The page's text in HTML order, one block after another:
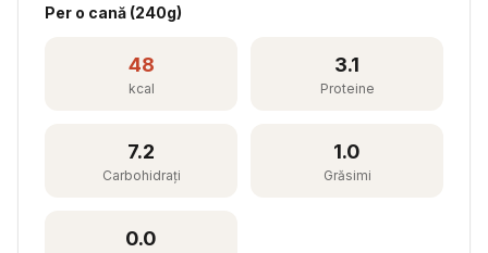
Per o cană (240g)
48
kcal
3.1
Proteine
7.2
Carbohidrați
1.0
Grăsimi
0.0